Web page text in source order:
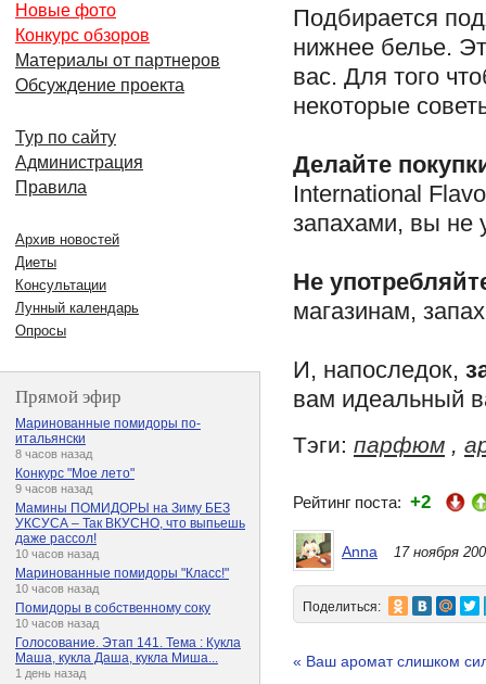
Подбирается
нижнее белье.
вас. Для того
некоторые
Делайте
International
запахами, вы не
Не
магазинам,
И, напоследок,
вам идеальный
Тэги: парфюм ,
Рейтинг поста: +2
Anna 17 ноября
Поделиться:
« Ваш аромат слишком
Новые фото
Конкурс обзоров
Материалы от партнеров
Обсуждение проекта
Тур по сайту
Администрация
Правила
Архив новостей
Диеты
Консультации
Лунный календарь
Опросы
Прямой эфир
Маринованные помидоры по-
итальянски
8 часов назад
Конкурс "Мое лето"
9 часов назад
Мамины ПОМИДОРЫ на Зиму БЕЗ
УКСУСА – Так ВКУСНО, что выпьешь
даже рассол!
10 часов назад
Маринованные помидоры "Класс!"
10 часов назад
Помидоры в собственному соку
10 часов назад
Голосование. Этап 141. Тема : Кукла
Маша, кукла Даша, кукла Миша...
1 день назад